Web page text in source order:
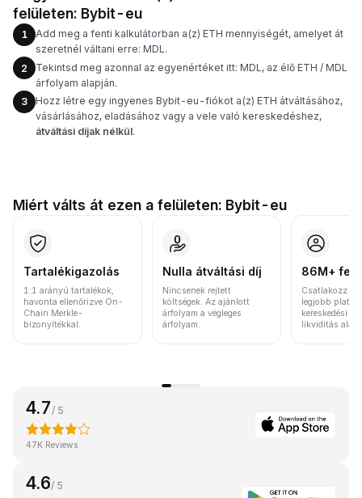
felületen: Bybit-eu
1
Add meg a fenti kalkulátorban a(z) ETH mennyiségét, amelyet át
szeretnél váltani erre: MDL.
2
Tekintsd meg azonnal az egyenértéket itt: MDL, az élő ETH / MDL
árfolyam alapján.
3
Hozz létre egy ingyenes Bybit-eu-fiókot a(z) ETH átváltásához,
vásárlásához, eladásához vagy a vele való kereskedéshez,
átváltási díjak nélkül.
Miért válts át ezen a felületen: Bybit-eu
Tartalékigazolás
1:1 arányú tartalékok,
havonta ellenőrizve On-
Chain Merkle-
bizonyítékkal.
Nulla átváltási díj
Nincsenek rejtett
költségek. Az ajánlott
árfolyam a végleges
árfolyam.
86M+
Csatlakozz a
legjobb
kereskedési
likviditás
4.7/ 5
47K Reviews
4.6/ 5